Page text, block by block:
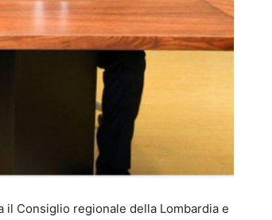
il Consiglio regionale della Lombardia e